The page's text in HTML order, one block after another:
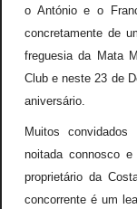
o António e o
concretamente de
freguesia da Mata
Club e neste 23 de
aniversário.
Muitos
noitada connosco
proprietário da
concorrente é um